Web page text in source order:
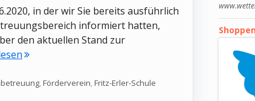
in der wir Sie bereits ausführlich
informiert hatten,
den aktuellen Stand zur
"Absage Ferienbetreuung"
,Förderverein,Fritz-Erler-Schule